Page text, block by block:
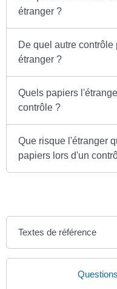
étranger ?
De quel autre contrôle
étranger ?
Quels papiers
contrôle ?
Que risque l'étranger
papiers lors d'un
Textes de référence